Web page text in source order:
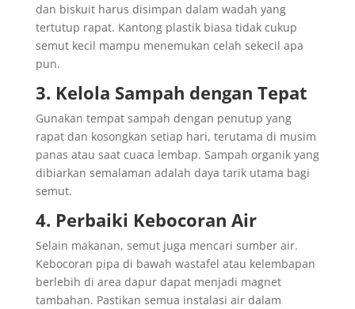
dan biskuit harus disimpan dalam wadah yang
tertutup rapat. Kantong plastik biasa tidak cukup
semut kecil mampu menemukan celah sekecil apa
pun.
3. Kelola Sampah dengan Tepat
Gunakan tempat sampah dengan penutup yang
rapat dan kosongkan setiap hari, terutama di musim
panas atau saat cuaca lembap. Sampah organik yang
dibiarkan semalaman adalah daya tarik utama bagi
semut.
4. Perbaiki Kebocoran Air
Selain makanan, semut juga mencari sumber air.
Kebocoran pipa di bawah wastafel atau kelembapan
berlebih di area dapur dapat menjadi magnet
tambahan. Pastikan semua instalasi air dalam